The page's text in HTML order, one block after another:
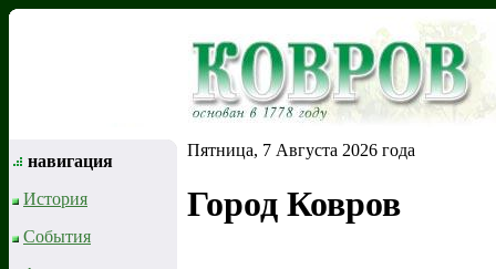
Пятница, 7 Августа 2026 года
Город Ковров
навигация
История
События